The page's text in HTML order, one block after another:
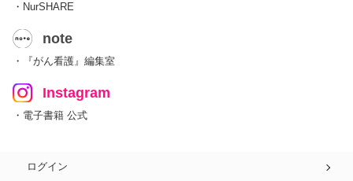
・NurSHARE
note
・『がん看護』編集室
Instagram
・電子書籍 公式
ログイン